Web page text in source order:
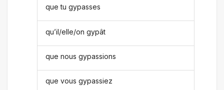
que tu gypasses
qu’il/elle/on gypât
que nous gypassions
que vous gypassiez